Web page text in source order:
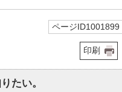
ページID1001899
印刷
たい。